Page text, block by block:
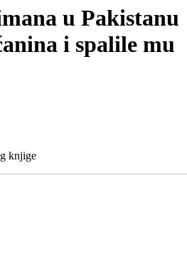
u Pakistanu
i spalile mu
knjige